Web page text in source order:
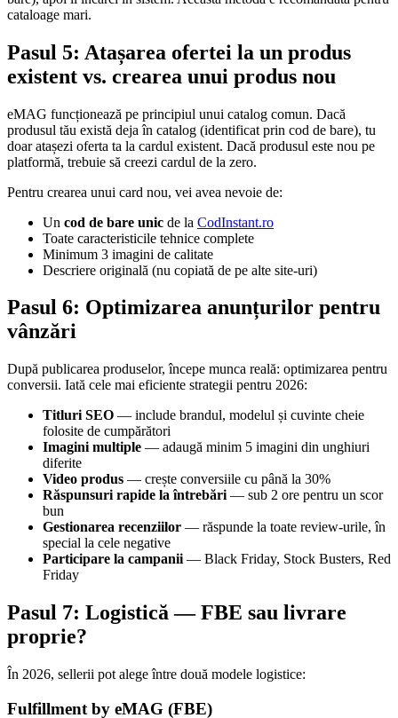
cataloage mari.
Pasul 5: Atașarea ofertei la un produs
existent vs. crearea unui produs nou
eMAG funcționează pe principiul unui catalog comun. Dacă
produsul tău există deja în catalog (identificat prin cod de bare), tu
doar atașezi oferta ta la cardul existent. Dacă produsul este nou pe
platformă, trebuie să creezi cardul de la zero.
Pentru crearea unui card nou, vei avea nevoie de:
Un cod de bare unic de la CodInstant.ro
Toate caracteristicile tehnice complete
Minimum 3 imagini de calitate
Descriere originală (nu copiată de pe alte site-uri)
Pasul 6: Optimizarea anunțurilor pentru
vânzări
După publicarea produselor, începe munca reală: optimizarea pentru
conversii. Iată cele mai eficiente strategii pentru 2026:
Titluri SEO — include brandul, modelul și cuvinte cheie
folosite de cumpărători
Imagini multiple — adaugă minim 5 imagini din unghiuri
diferite
Video produs — crește conversiile cu până la 30%
Răspunsuri rapide la întrebări — sub 2 ore pentru un scor
bun
Gestionarea recenziilor — răspunde la toate review-urile, în
special la cele negative
Participare la campanii — Black Friday, Stock Busters, Red
Friday
Pasul 7: Logistică — FBE sau livrare
proprie?
În 2026, sellerii pot alege între două modele logistice:
Fulfillment by eMAG (FBE)